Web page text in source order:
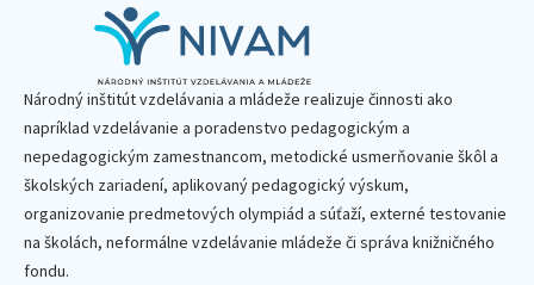
Národný inštitút vzdelávania a mládeže realizuje činnosti ako
napríklad vzdelávanie a poradenstvo pedagogickým a
nepedagogickým zamestnancom, metodické usmerňovanie škôl a
školských zariadení, aplikovaný pedagogický výskum,
organizovanie predmetových olympiád a súťaží, externé testovanie
na školách, neformálne vzdelávanie mládeže či správa knižničného
fondu.